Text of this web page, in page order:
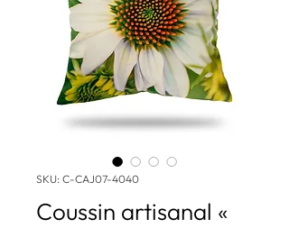
SKU: C-CAJ07-4040
Coussin artisanal «